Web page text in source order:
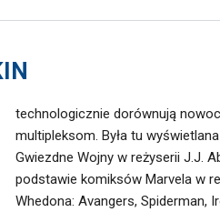
technologicznie dorównują
multipleksom. Była tu
Gwiezdne Wojny w reżyserii J.J.
podstawie komiksów Marvela w
Whedona: Avangers, Spiderman,